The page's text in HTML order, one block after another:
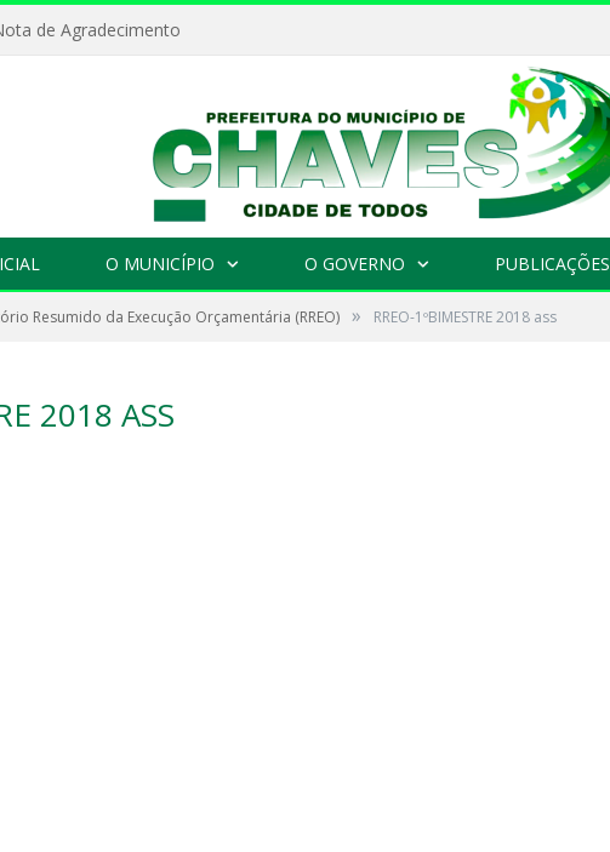
de Agradecimento
O MUNICÍPIO O GOVERNO PUBLICAÇÕES
Resumido da Execução Orçamentária (RREO) » RREO-1ºBIMESTRE 2018 ass
2018 ASS